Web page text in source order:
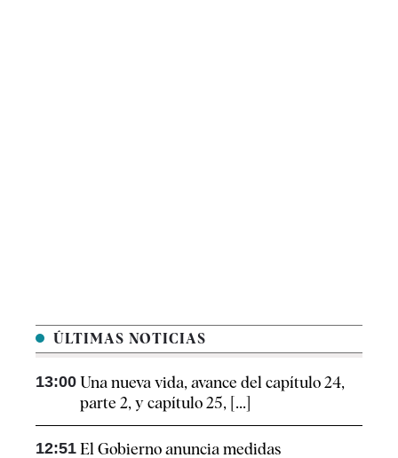
ÚLTIMAS NOTICIAS
13:00 Una nueva vida, avance del capítulo 24,
parte 2, y capítulo 25, [...]
12:51 El Gobierno anuncia medidas